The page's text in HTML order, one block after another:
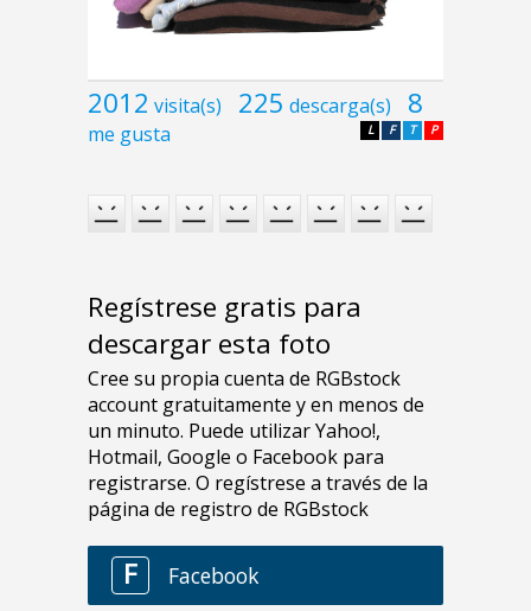
2012 visita(s) 225 descarga(s) 8
me gusta P
T
F
L
Regístrese gratis para
descargar esta foto